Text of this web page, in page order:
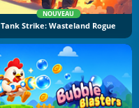
NOUVEAU
Tank Strike: Wasteland Rogue